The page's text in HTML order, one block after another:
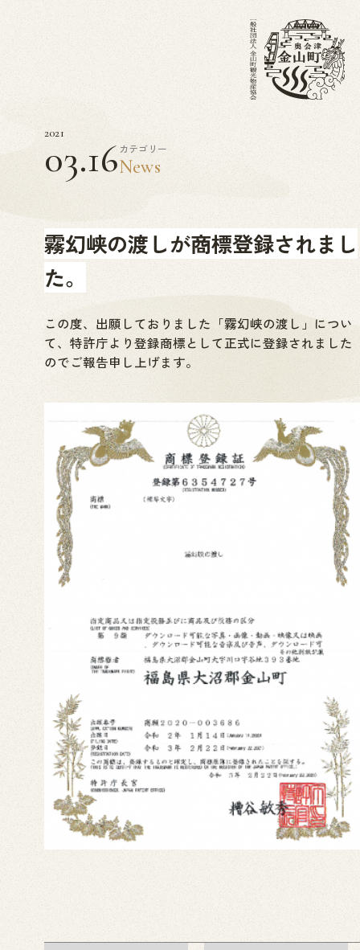
2021
03.16 カテゴリー
News
霧幻峡の渡しが商標登録されまし
た。
この度、出願しておりました「霧幻峡の渡し」につい
て、特許庁より登録商標として正式に登録されました
のでご報告申し上げます。